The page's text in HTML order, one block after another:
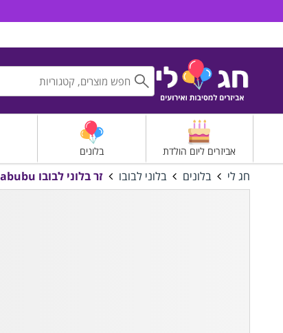
אביזרים ליום הולדת בלונים
חג לי בלונים בלוני לבובו זר בלוני לבובו labubu בצבע ירוק קהה